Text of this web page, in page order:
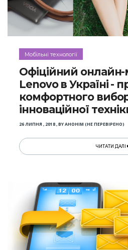
Мобільні технології
Офіційний онлайн-
Lenovo в Україні -
комфортного
інноваційної
26 ЛИПНЯ , 2018,BYАНОНІМ (НЕ ПЕРЕВІРЕНО)
ЧИТАТИ ДАЛІ